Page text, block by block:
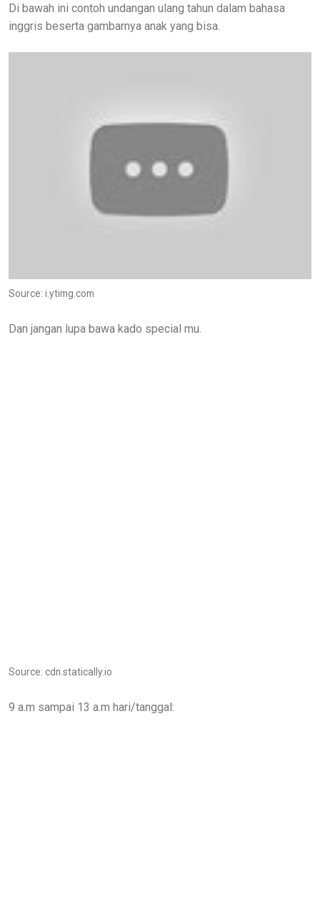
Di bawah ini contoh undangan ulang tahun dalam bahasa
inggris beserta gambarnya anak yang bisa.
Source: i.ytimg.com
Dan jangan lupa bawa kado special mu.
Source: cdn.statically.io
9 a.m sampai 13 a.m hari/tanggal: